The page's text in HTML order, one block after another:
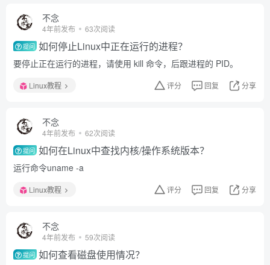
不念
4年前发布 63次阅读
提问 如何停止Linux中正在运行的进程？
要停止正在运行的进程，请使用 kill 命令，后跟进程的 PID。
Linux教程 评分 回复 分享
不念
4年前发布 62次阅读
提问 如何在Linux中查找内核/操作系统版本？
运行命令uname -a
Linux教程 评分 回复 分享
不念
4年前发布 59次阅读
提问 如何查看磁盘使用情况？